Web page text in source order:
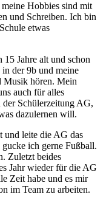
Hobbies sind mit
und Schreiben. Ich bin
etwas
Jahre alt und schon
der 9b und meine
Musik hören. Mein
auch für alles
Schülerzeitung AG,
dazulernen will.
und leite die AG das
ich gerne Fußball.
Zuletzt beides
Jahr wieder für die AG
Zeit habe und es mir
im Team zu arbeiten.